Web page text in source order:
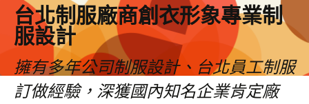
台北制服廠商創衣形象專業制
服設計
擁有多年公司制服設計、台北員工制服
訂做經驗，深獲國內知名企業肯定廠